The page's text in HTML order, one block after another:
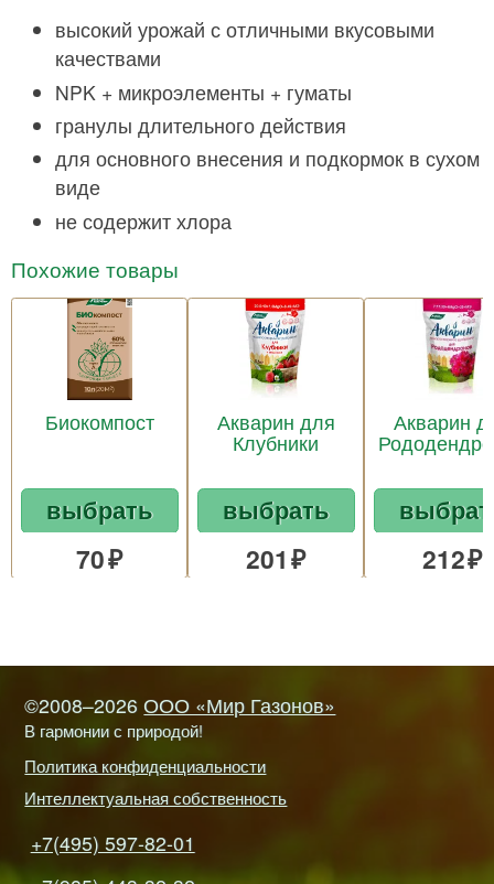
высокий урожай с отличными вкусовыми
качествами
NPK + микроэлементы + гуматы
гранулы длительного действия
для основного внесения и подкормок в сухом
виде
не содержит хлора
Похожие товары
Биокомпост
выбрать
70
Акварин для
Клубники
выбрать
201
Акварин
212
©2008–2026 ООО «Мир Газонов»
В гармонии с природой!
Политика конфиденциальности
Интеллектуальная собственность
+7(495) 597-82-01